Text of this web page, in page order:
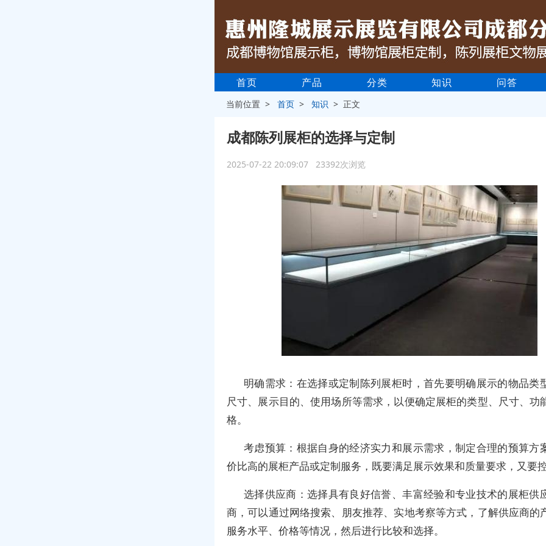
首页 产品 分类 知识 问答
当前位置 >首页 >知识 > 正文
成都陈列展柜的选择与定制
2025-07-22 20:09:07 23392次浏览
明确需求：在选择或定制陈列展柜时，首先要明确展示的物品类
尺寸、展示目的、使用场所等需求，以便确定展柜的类型、尺寸、功
格。
考虑预算：根据自身的经济实力和展示需求，制定合理的预算方
价比高的展柜产品或定制服务，既要满足展示效果和质量要求，又要
选择供应商：选择具有良好信誉、丰富经验和专业技术的展柜供
商，可以通过网络搜索、朋友推荐、实地考察等方式，了解供应商的
服务水平、价格等情况，然后进行比较和选择。